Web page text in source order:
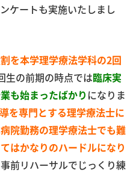
ケートも実施いたしまし
を本学理学療法学科の2回
生の前期の時点では臨床実
も始まったばかり になりま
を専門とする理学療法士に
院勤務の理学療法士でも難
はかなりのハードルになり
前リハーサルでじっくり練